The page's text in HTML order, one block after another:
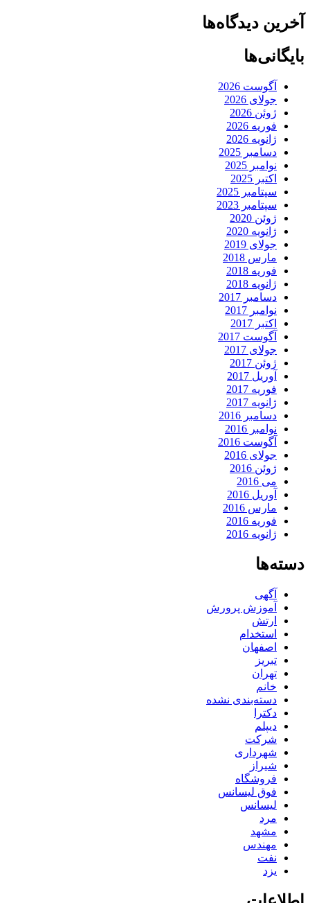
آخرین دیدگاه‌ها
بایگانی‌ها
آگوست 2026
جولای 2026
ژوئن 2026
فوریه 2026
ژانویه 2026
دسامبر 2025
نوامبر 2025
اکتبر 2025
سپتامبر 2025
سپتامبر 2023
ژوئن 2020
ژانویه 2020
جولای 2019
مارس 2018
فوریه 2018
ژانویه 2018
دسامبر 2017
نوامبر 2017
اکتبر 2017
آگوست 2017
جولای 2017
ژوئن 2017
آوریل 2017
فوریه 2017
ژانویه 2017
دسامبر 2016
نوامبر 2016
آگوست 2016
جولای 2016
ژوئن 2016
می 2016
آوریل 2016
مارس 2016
فوریه 2016
ژانویه 2016
دسته‌ها
آگهی
آموزش پرورش
ارتش
استخدام
اصفهان
تبریز
تهران
خانم
دسته‌بندی نشده
دکترا
دیپلم
شرکت
شهرداری
شیراز
فروشگاه
فوق لیسانس
لیسانس
مرد
مشهد
مهندس
نفت
یزد